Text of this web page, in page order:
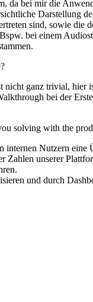
da bei mir die
Darstellung
sind, sowie die
bei einem
nicht ganz trivial, hier
bei der
solving with the
internen Nutzern eine
Zahlen unserer
und durch